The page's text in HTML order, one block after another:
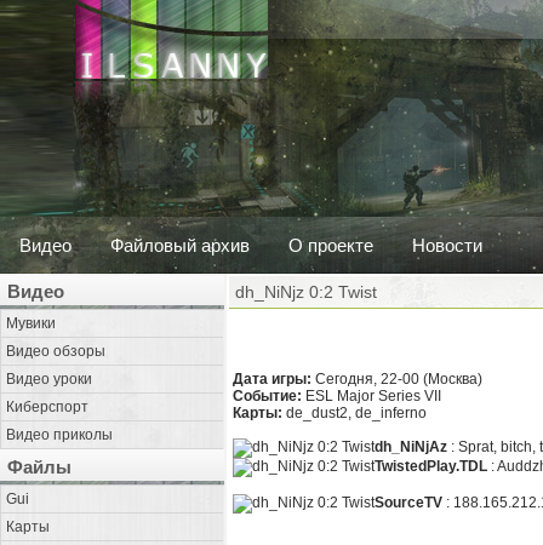
Видео Файловый архив О проекте Новости
Видео
Мувики
Видео обзоры
Видео уроки
Киберспорт
Видео приколы
Файлы
Gui
Карты
dh_NiNjz 0:2 Twist
Дата игры: Сегодня, 22-00 (Москва)
Событие: ESL Major Series VII
Карты: de_dust2, de_inferno
dh_NiNjAz : Sprat, bitch,
TwistedPlay.TDL :
SourceTV :